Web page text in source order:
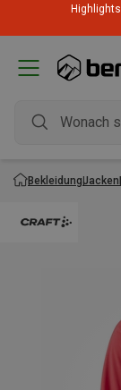
BekleidungJacken